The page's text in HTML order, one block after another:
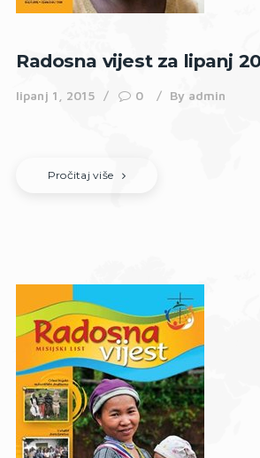
Radosna vijest za lipanj
lipanj 1, 2015 0 By admin
Pročitaj više